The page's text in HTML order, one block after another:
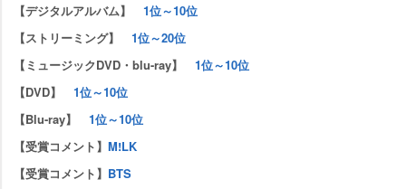
【デジタルアルバム】 1位～10位
【ストリーミング】 1位～20位
【ミュージックDVD・blu-ray】 1位～10位
【DVD】 1位～10位
【Blu-ray】 1位～10位
【受賞コメント】 M!LK
【受賞コメント】 BTS